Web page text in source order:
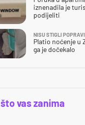
iznenadila je
podijeliti
NISU STIGLI
Platio noćenje u
ga je dočekalo
što vas zanima